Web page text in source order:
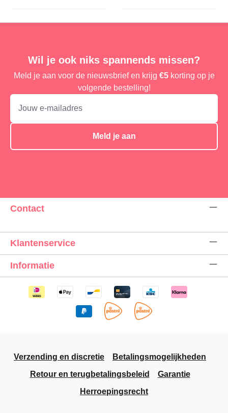
Wil je ook niks spannends missen?
Meld je aan voor de nieuwsbrief en krijg €5korting op je
volgende bestelling!
Meld je aan
Contact
Klantenservice
Informatie
Verzending en discretie
Betalingsmogelijkheden
Retour en terugbetalingsbeleid
Garantie
Herroepingsrecht